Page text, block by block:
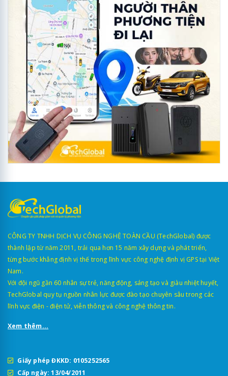
CÔNG TY TNHH DỊCH VỤ CÔNG NGHỆ TOÀN CẦU (TechGlobal) được
thành lập từ năm 2011, trải qua hơn 15 năm xây dựng và phát triển,
từng bước khẳng định vị thế trong lĩnh vực công nghệ định vị GPS tại Việt
Nam.
Với đội ngũ gần 60 nhân sự trẻ, năng động, sáng tạo và giàu nhiệt huyết,
TechGlobal quy tụ nguồn nhân lực được đào tạo chuyên sâu trong các
lĩnh vực điện - điện tử, viễn thông và công nghệ thông tin.
Xem thêm...
Giấy phép ĐKKD: 0105252565
Cấp ngày: 13/04/2011